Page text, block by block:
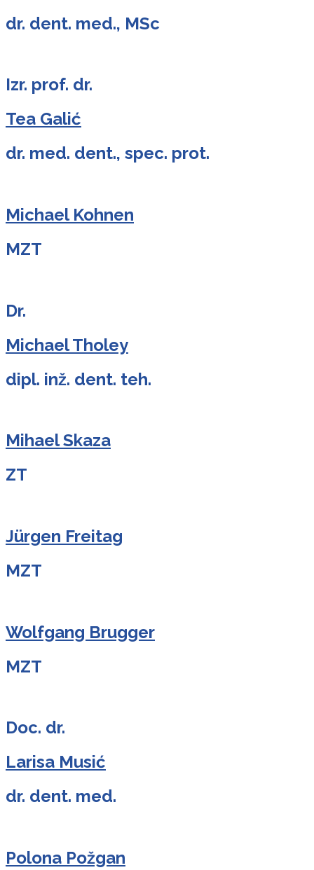
dr. dent. med., MSc
Izr. prof. dr.
Tea Galić
dr. med. dent., spec. prot.
Michael Kohnen
MZT
Dr.
Michael Tholey
dipl. inž. dent. teh.
Mihael Skaza
ZT
Jürgen Freitag
MZT
Wolfgang Brugger
MZT
Doc. dr.
Larisa Musić
dr. dent. med.
Polona Požgan